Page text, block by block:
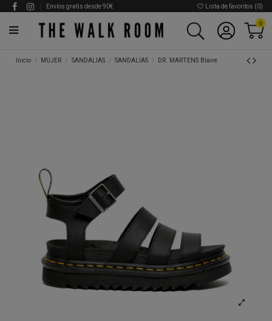
Envíos gratis desde 90€ Lista de favoritos (0)
0
Inicio MUJER SANDALIAS SANDALIAS DR. MARTENS Blaire